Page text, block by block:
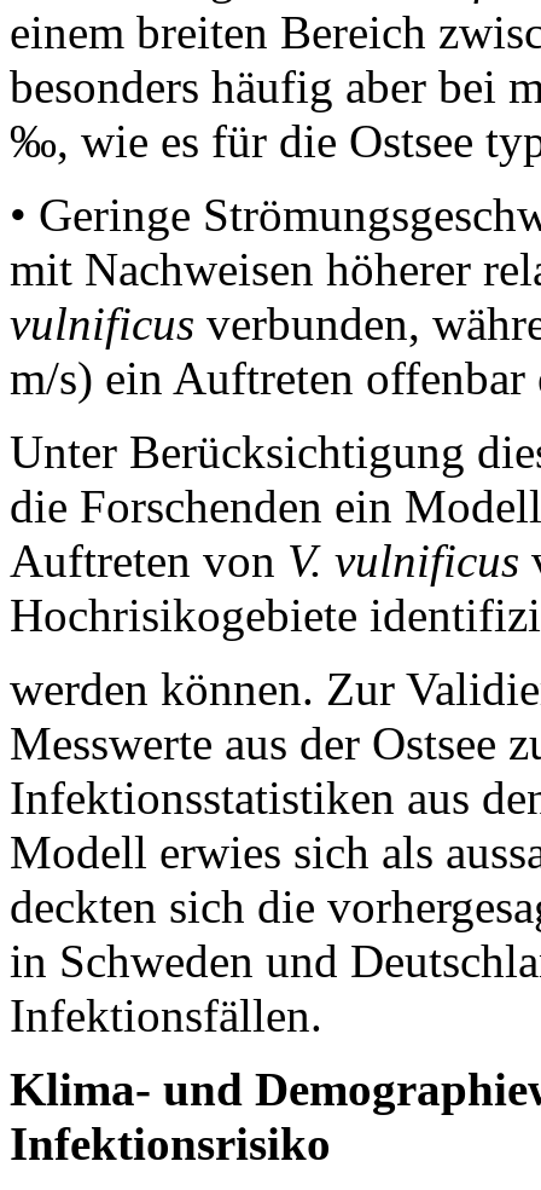
einem breiten Bereich
besonders häufig aber bei
‰, wie es für die Ostsee
• Geringe
mit Nachweisen höherer
vulnificus verbunden,
m/s) ein Auftreten offenbar
Unter Berücksichtigung
die Forschenden ein
Auftreten von V. vulnificus
Hochrisikogebiete
werden können. Zur
Messwerte aus der Ostsee
Infektionsstatistiken aus
Modell erwies sich als
deckten sich die
in Schweden und
Infektionsfällen.
Klima- und
Infektionsrisiko